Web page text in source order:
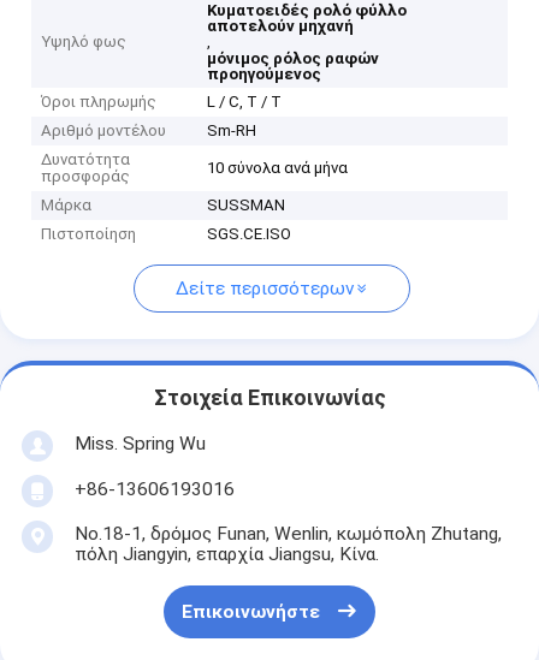
Υψηλό φως
Κυματοειδές ρολό φύλλο
αποτελούν μηχανή
,
μόνιμος ρόλος ραφών
προηγούμενος
Όροι πληρωμής
L / C, T / T
Αριθμό μοντέλου
Sm-RH
Δυνατότητα
προσφοράς
10 σύνολα ανά μήνα
Μάρκα
SUSSMAN
Πιστοποίηση
SGS.CE.ISO
Δείτε περισσότερων
Στοιχεία Επικοινωνίας
Miss. Spring Wu
+86-13606193016
No.18-1, δρόμος Funan, Wenlin, κωμόπολη Zhutang,
πόλη Jiangyin, επαρχία Jiangsu, Κίνα.
Επικοινωνήστε